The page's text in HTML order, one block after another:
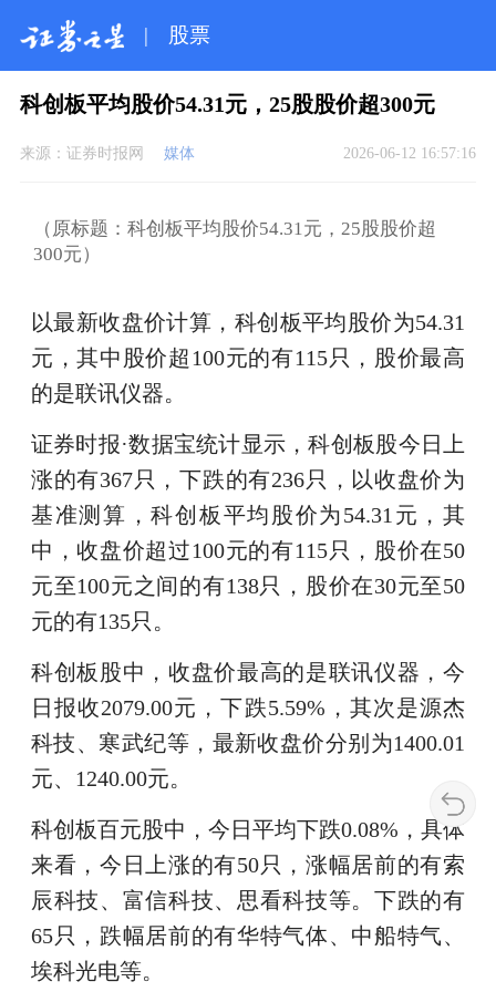
| 股票
科创板平均股价54.31元，25股股价超300元
来源： 证券时报网 媒体 2026-06-12 16:57:16
（原标题：科创板平均股价54.31元，25股股价超
300元）
以最新收盘价计算，科创板平均股价为54.31
元，其中股价超100元的有115只，股价最高
的是联讯仪器。
证券时报·数据宝统计显示，科创板股今日上
涨的有367只，下跌的有236只，以收盘价为
基准测算，科创板平均股价为54.31元，其
中，收盘价超过100元的有115只，股价在50
元至100元之间的有138只，股价在30元至50
元的有135只。
科创板股中，收盘价最高的是联讯仪器，今
日报收2079.00元，下跌5.59%，其次是源杰
科技、寒武纪等，最新收盘价分别为1400.01
元、1240.00元。
科创板百元股中，今日平均下跌0.08%，具体
来看，今日上涨的有50只，涨幅居前的有索
辰科技、富信科技、思看科技等。下跌的有
65只，跌幅居前的有华特气体、中船特气、
埃科光电等。